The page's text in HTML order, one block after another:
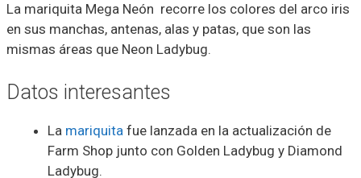
La mariquita Mega Neón recorre los colores del arco iris
en sus manchas, antenas, alas y patas, que son las
mismas áreas que Neon Ladybug.
Datos interesantes
La mariquita fue lanzada en la actualización de
Farm Shop junto con Golden Ladybug y Diamond
Ladybug.